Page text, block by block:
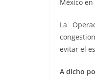
México
La
evitar el
A dicho